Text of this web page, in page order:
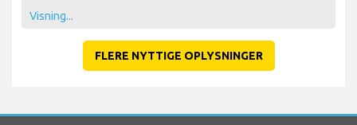
Visning...
FLERE NYTTIGE OPLYSNINGER